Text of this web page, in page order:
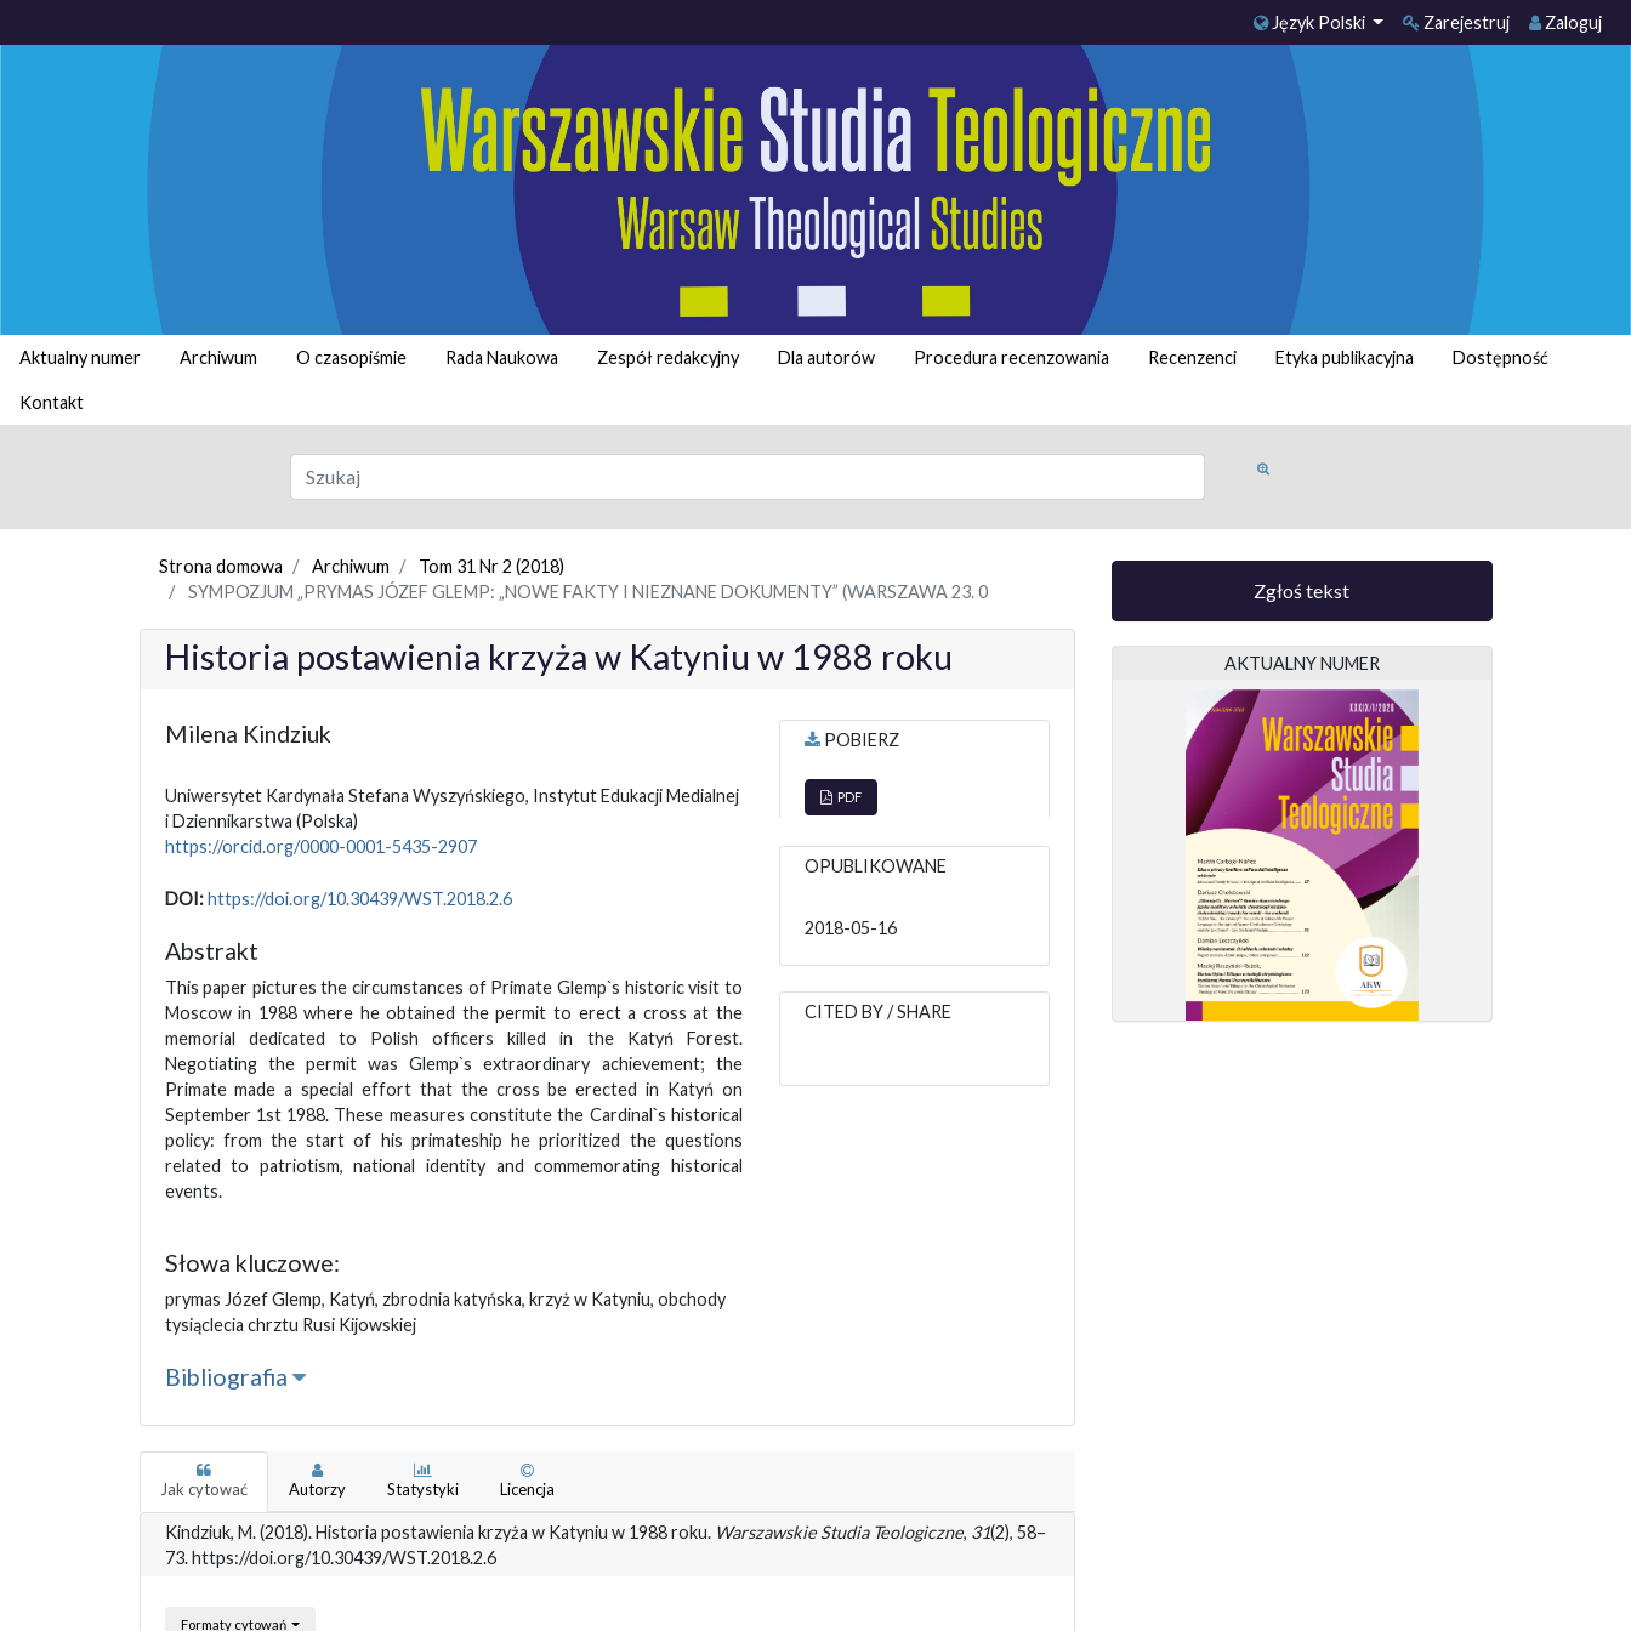
Język Polski Zarejestruj Zaloguj
Aktualny numer Archiwum O czasopiśmie Rada Naukowa Zespół redakcyjny Dla autorów Procedura recenzowania Recenzenci Etyka publikacyjna Dostępność
Kontakt
Strona domowa Archiwum
Tom 31 Nr 2 (2018)
SYMPOZJUM „PRYMAS JÓZEF GLEMP: „NOWE FAKTY I NIEZNANE DOKUMENTY” (WARSZAWA 23. 0
Historia postawienia krzyża w Katyniu w 1988 roku
Milena Kindziuk
Uniwersytet Kardynała Stefana Wyszyńskiego, Instytut Edukacji Medialnej
i Dziennikarstwa (Polska)
https://orcid.org/0000-0001-5435-2907
DOI:https://doi.org/10.30439/WST.2018.2.6
Abstrakt
This paper pictures the circumstances of Primate Glemp`s historic visit to
Moscow in 1988 where he obtained the permit to erect a cross at the
memorial dedicated to Polish officers killed in the Katyń Forest.
Negotiating the permit was Glemp`s extraordinary achievement; the
Primate made a special effort that the cross be erected in Katyń on
September 1st 1988. These measures constitute the Cardinal`s historical
policy: from the start of his primateship he prioritized the questions
related to patriotism, national identity and commemorating historical
events.
Słowa kluczowe:
prymas Józef Glemp, Katyń, zbrodnia katyńska, krzyż w Katyniu, obchody
tysiąclecia chrztu Rusi Kijowskiej
Bibliografia
POBIERZ
PDF
OPUBLIKOWANE
2018-05-16
CITED BY / SHARE
Jak cytować Autorzy Statystyki Licencja
Kindziuk, M. (2018). Historia postawienia krzyża w Katyniu w 1988 roku. Warszawskie Studia Teologiczne, 31(2), 58–
73. https://doi.org/10.30439/WST.2018.2.6
Formaty cytowań
Zgłoś tekst
AKTUALNY NUMER